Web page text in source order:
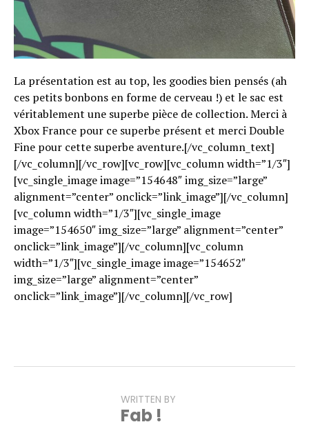
La présentation est au top, les goodies bien pensés (ah
ces petits bonbons en forme de cerveau !) et le sac est
véritablement une superbe pièce de collection. Merci à
Xbox France pour ce superbe présent et merci Double
Fine pour cette superbe aventure.[/vc_column_text]
[/vc_column][/vc_row][vc_row][vc_column width=”1/3″]
[vc_single_image image=”154648″ img_size=”large”
alignment=”center” onclick=”link_image”][/vc_column]
[vc_column width=”1/3″][vc_single_image
image=”154650″ img_size=”large” alignment=”center”
onclick=”link_image”][/vc_column][vc_column
width=”1/3″][vc_single_image image=”154652″
img_size=”large” alignment=”center”
onclick=”link_image”][/vc_column][/vc_row]
WRITTEN BY
Fab !